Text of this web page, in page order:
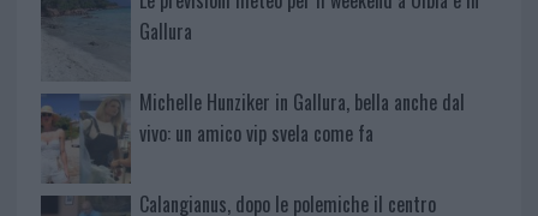
Gallura
Michelle Hunziker in Gallura, bella anche dal
vivo: un amico vip svela come fa
Calangianus, dopo le polemiche il centro